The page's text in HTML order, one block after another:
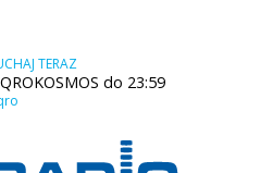
TERAZ
do 23:59